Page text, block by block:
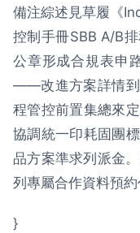
備注綜述見草履《
控制手冊SBB A/B
公章形成合規表申
——改進方案詳情到
程管控前置集總來
協調統一印耗固團
品方案準求列派金
列專屬合作資料預
}